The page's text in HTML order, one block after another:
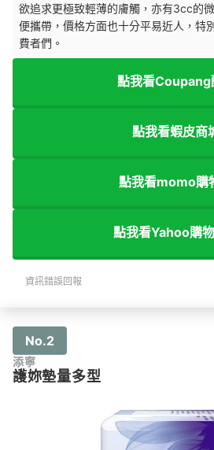
欲追求更極致輕薄的膚觸，亦有3cc的
便攜帶，價格方面也十分平易近人，特
費者們。
點我看Coupang
點我看蝦皮商
點我看momo購
點我看Yahoo購
資訊錯誤回報
No.2
添寧
護妳墊量多型